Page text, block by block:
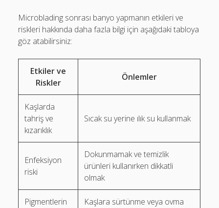
Microblading sonrası banyo yapmanın etkileri ve
riskleri hakkında daha fazla bilgi için aşağıdaki tabloya
göz atabilirsiniz:
Etkiler ve
Riskler
Önlemler
Kaşlarda
tahriş ve
kızarıklık
Sıcak su yerine ılık su kullanmak
Enfeksiyon
riski
Dokunmamak ve temizlik
ürünleri kullanırken dikkatli
olmak
Pigmentlerin
Kaşlara sürtünme veya ovma